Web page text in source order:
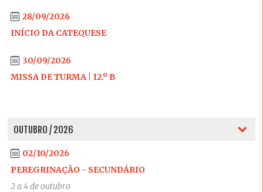
28/09/2026
INÍCIO DA CATEQUESE
30/09/2026
MISSA DE TURMA | 12.º B
OUTUBRO / 2026
02/10/2026
PEREGRINAÇÃO - SECUNDÁRIO
2 a 4 de outubro